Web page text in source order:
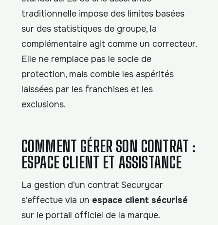
traditionnelle impose des limites basées
sur des statistiques de groupe, la
complémentaire agit comme un correcteur.
Elle ne remplace pas le socle de
protection, mais comble les aspérités
laissées par les franchises et les
exclusions.
COMMENT GÉRER SON CONTRAT :
ESPACE CLIENT ET ASSISTANCE
La gestion d’un contrat Securycar
s’effectue via un espace client sécurisé
sur le portail officiel de la marque.